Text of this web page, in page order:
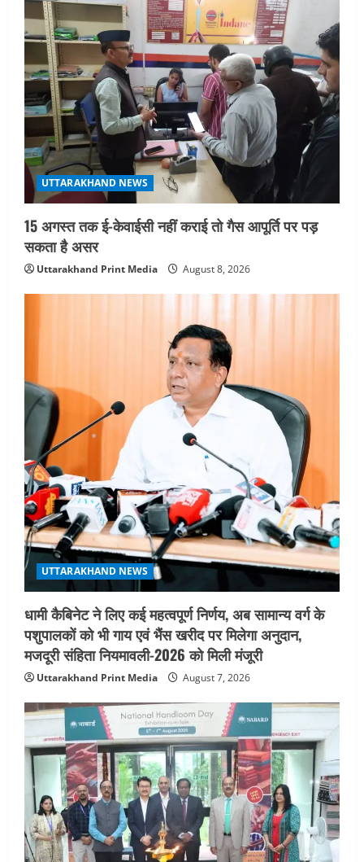
g
a
t
i
o
n UTTARAKHAND NEWS
15 अगस्त तक ई-केवाईसी नहीं कराई तो गैस आपूर्ति पर पड़
सकता है असर
Uttarakhand Print Media August 8, 2026
UTTARAKHAND NEWS
धामी कैबिनेट ने लिए कई महत्वपूर्ण निर्णय, अब सामान्य वर्ग के
पशुपालकों को भी गाय एवं भैंस खरीद पर मिलेगा अनुदान,
मजदूरी संहिता नियमावली-2026 को मिली मंजूरी
Uttarakhand Print Media August 7, 2026